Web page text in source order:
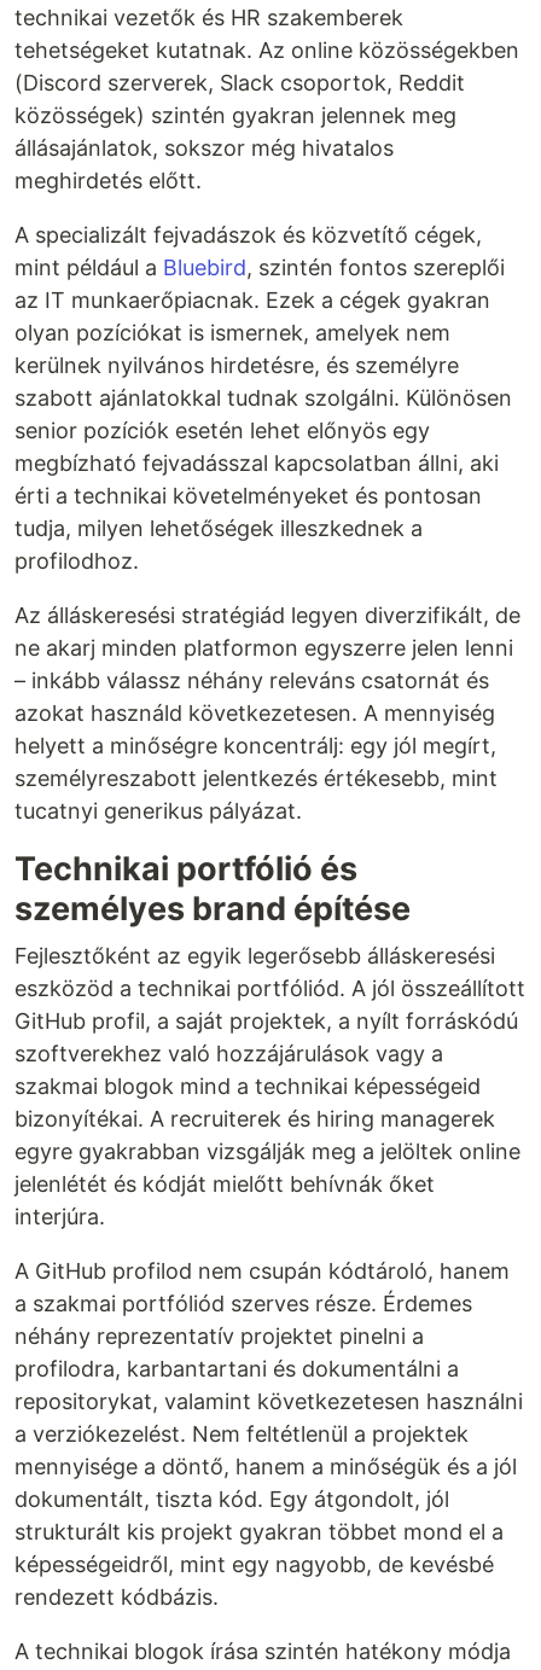
technikai vezetők és HR szakemberek
tehetségeket kutatnak. Az online közösségekben
(Discord szerverek, Slack csoportok, Reddit
közösségek) szintén gyakran jelennek meg
állásajánlatok, sokszor még hivatalos
meghirdetés előtt.
A specializált fejvadászok és közvetítő cégek,
mint például a Bluebird, szintén fontos szereplői
az IT munkaerőpiacnak. Ezek a cégek gyakran
olyan pozíciókat is ismernek, amelyek nem
kerülnek nyilvános hirdetésre, és személyre
szabott ajánlatokkal tudnak szolgálni. Különösen
senior pozíciók esetén lehet előnyös egy
megbízható fejvadásszal kapcsolatban állni, aki
érti a technikai követelményeket és pontosan
tudja, milyen lehetőségek illeszkednek a
profilodhoz.
Az álláskeresési stratégiád legyen diverzifikált, de
ne akarj minden platformon egyszerre jelen lenni
– inkább válassz néhány releváns csatornát és
azokat használd következetesen. A mennyiség
helyett a minőségre koncentrálj: egy jól megírt,
személyreszabott jelentkezés értékesebb, mint
tucatnyi generikus pályázat.
Technikai portfólió és
személyes brand építése
Fejlesztőként az egyik legerősebb álláskeresési
eszközöd a technikai portfóliód. A jól összeállított
GitHub profil, a saját projektek, a nyílt forráskódú
szoftverekhez való hozzájárulások vagy a
szakmai blogok mind a technikai képességeid
bizonyítékai. A recruiterek és hiring managerek
egyre gyakrabban vizsgálják meg a jelöltek online
jelenlétét és kódját mielőtt behívnák őket
interjúra.
A GitHub profilod nem csupán kódtároló, hanem
a szakmai portfóliód szerves része. Érdemes
néhány reprezentatív projektet pinelni a
profilodra, karbantartani és dokumentálni a
repositorykat, valamint következetesen használni
a verziókezelést. Nem feltétlenül a projektek
mennyisége a döntő, hanem a minőségük és a jól
dokumentált, tiszta kód. Egy átgondolt, jól
strukturált kis projekt gyakran többet mond el a
képességeidről, mint egy nagyobb, de kevésbé
rendezett kódbázis.
A technikai blogok írása szintén hatékony módja